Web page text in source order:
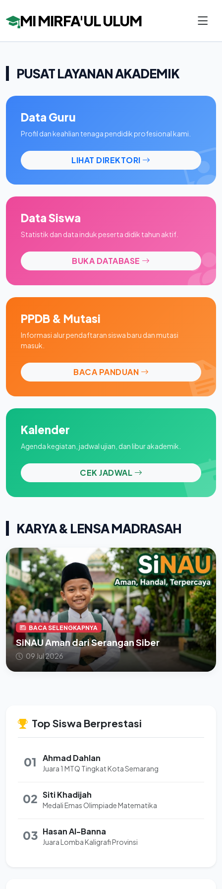
MI MIRFA'UL ULUM
PUSAT LAYANAN AKADEMIK
Data Guru
Profil dan keahlian tenaga pendidik profesional kami.
LIHAT DIREKTORI
Data Siswa
Statistik dan data induk peserta didik tahun aktif.
BUKA DATABASE
PPDB & Mutasi
Informasi alur pendaftaran siswa baru dan mutasi
masuk.
BACA PANDUAN
Kalender
Agenda kegiatan, jadwal ujian, dan libur akademik.
CEK JADWAL
KARYA & LENSA MADRASAH
BACA SELENGKAPNYA
SiNAU Aman dari Serangan Siber
09 Jul 2026
Top Siswa Berprestasi
01 Ahmad Dahlan
Juara 1 MTQ Tingkat Kota Semarang
02 Siti Khadijah
Medali Emas Olimpiade Matematika
03 Hasan Al-Banna
Juara Lomba Kaligrafi Provinsi